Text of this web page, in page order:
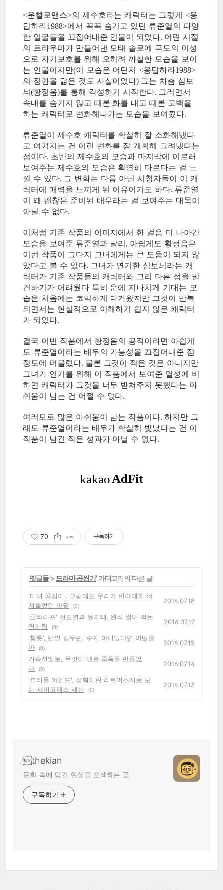
<운빨로맨스>의 제수호라는 캐릭터는 그렇게 <응
답하라1988>에서 꼭꼭 숨기고 있던 류준열의 다양
한 얼굴들을 끄집어내준 인물이 되었다. 어린 시절
의 트라우마가 만들어낸 모태 솔로에 극도의 이성
으로 자기보호를 위해 오히려 까칠한 모습을 보이
는 인물이지만(이 모습은 어딘지 <응답하라1988>
의 정환을 닮은 것도 사실이었다) 그는 차츰 심보
늬(황정음)를 통해 각성하기 시작한다. 그러면서
속내를 숨기지 않고 때론 화를 내고 때론 고백을
하는 캐릭터로 변화해나가는 모습을 보여줬다.
류준열이 제수호 캐릭터를 확실히 잘 소화해냈다
고 여겨지는 건 이런 변화를 잘 계획해 그려냈다는
점이다. 초반의 제수호의 모습과 마지막에 이르러
보여주는 제수호의 모습은 확연히 다르다는 걸 느
낄 수 있다. 그 변화는 다름 아닌 시청자들이 이 캐
릭터에 매력을 느끼게 된 이유이기도 하다. 류준열
이 꽤 괜찮은 준비된 배우라는 걸 보여주는 대목이
아닐 수 없다.
이처럼 기존 작품의 이미지에서 한 걸음 더 나아간
모습을 보여준 류준열과 달리, 아쉽게도 황정음은
이번 작품이 그다지 그녀에게는 큰 도움이 되지 않
았다고 볼 수 있다. 그녀가 연기한 심보늬라는 캐
릭터가 기존 작품들의 캐릭터와 그리 다른 점을 발
견하기가 어려웠다 특히 운에 지나치게 기대는 모
습은 처음에는 코믹하게 다가왔지만 그것이 반복
되면서는 현실적으로 이해하기 쉽지 않은 캐릭터
가 되었다.
결국 이번 작품에서 황정음의 공적이라면 아쉽게
도 류준열이라는 배우의 가능성을 끄집어내준 점
정도에 머물렀다. 물론 그것이 적은 것은 아니지만
그녀가 연기를 위해 이 작품에서 보여준 열성에 비
하면 캐릭터가 그것을 너무 받쳐주지 못했다는 아
쉬움이 남는 건 어쩔 수 없다.
여러모로 많은 아쉬움이 남는 작품이다. 하지만 그
래도 류준열이라는 배우가 확실히 빛났다는 건 이
작품이 남긴 작은 성과가 아닐 수 없다.
70 구독하기
'옛글들> 드라마 곱씹기' 카테고리의 다른 글
'미녀 공심이', 그럼에도 우리가 민아에게 빠
져들었던 까닭
(0)
2016.07.18
'굿와이프' 전도연과 유지태, 원작 씹어 먹는
연기력
(0)
2016.07.17
'함틋', 만일 김우빈, 수지 아니었다면 어땠을
까
(0)
2016.07.15
기승전멜로, 무엇이 멜로 중독을 만들었
나
(5)
2016.07.14
'뷰티풀 마인드', 장혁이란 리트머스지로 보
는 사이코패스 세상
(0)
2016.07.13
thekian
문화 속에 담긴 현실을 모색하는 곳
구독하기